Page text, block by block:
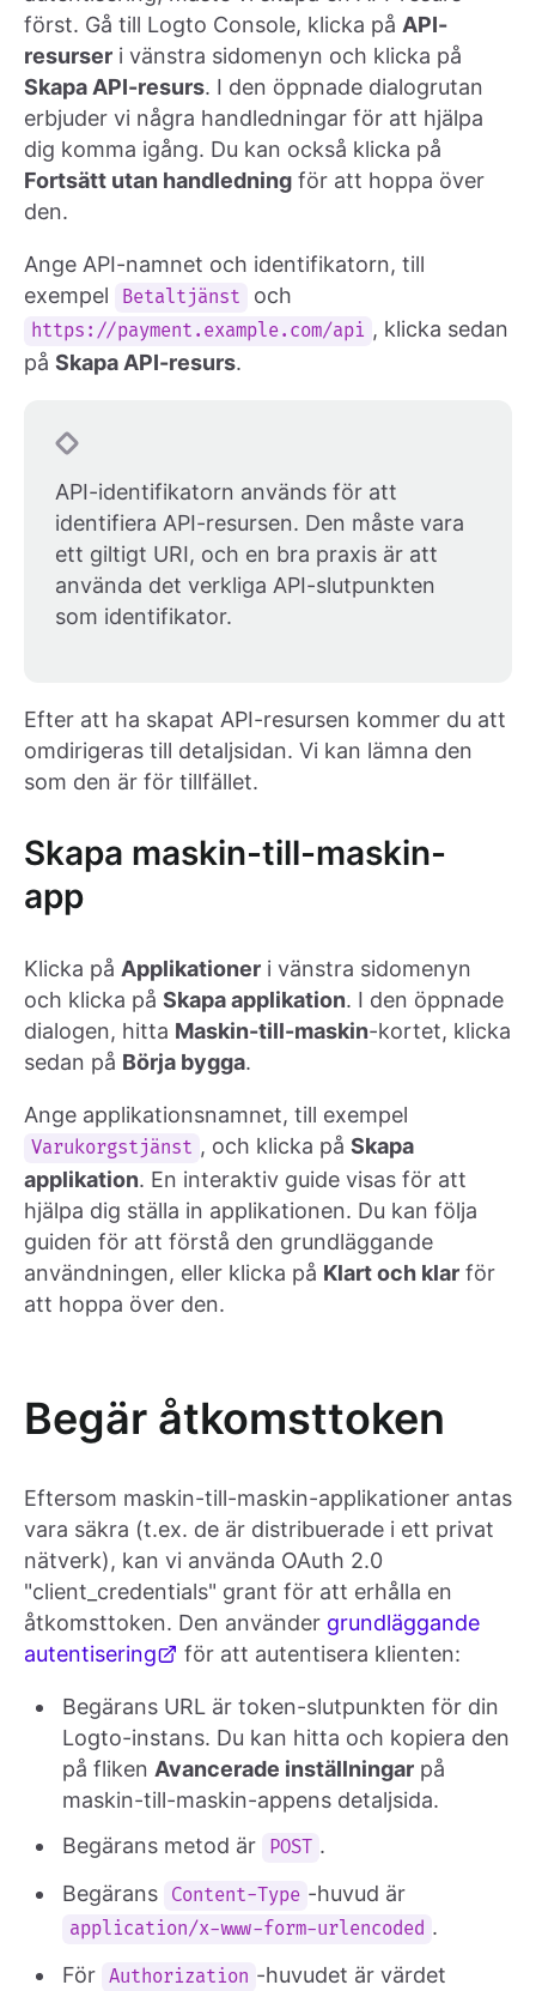
först. Gå till Logto Console, klicka på API-
resurser i vänstra sidomenyn och klicka på
Skapa API-resurs. I den öppnade dialogrutan
erbjuder vi några handledningar för att hjälpa
dig komma igång. Du kan också klicka på
Fortsätt utan handledning för att hoppa över
den.
Ange API-namnet och identifikatorn, till
exempel
Betaltjänst och
https://payment.example.com/api , klicka sedan
på Skapa API-resurs.
API-identifikatorn används för att
identifiera API-resursen. Den måste vara
ett giltigt URI, och en bra praxis är att
använda det verkliga API-slutpunkten
som identifikator.
Efter att ha skapat API-resursen kommer du att
omdirigeras till detaljsidan. Vi kan lämna den
som den är för tillfället.
Skapa maskin-till-maskin-
app
Klicka på Applikationer i vänstra sidomenyn
och klicka på Skapa applikation. I den öppnade
dialogen, hitta Maskin-till-maskin-kortet, klicka
sedan på Börja bygga.
Ange applikationsnamnet, till exempel
Varukorgstjänst , och klicka påSkapa
applikation. En interaktiv guide visas för att
hjälpa dig ställa in applikationen. Du kan följa
guiden för att förstå den grundläggande
användningen, eller klicka på Klart och klar för
att hoppa över den.
Begär åtkomsttoken
Eftersom maskin-till-maskin-applikationer antas
vara säkra (t.ex. de är distribuerade i ett privat
nätverk), kan vi använda OAuth 2.0
"client_credentials" grant för att erhålla en
åtkomsttoken. Den använder grundläggande
autentisering
för att autentisera klienten:
Begärans URL är token-slutpunkten för din
Logto-instans. Du kan hitta och kopiera den
på fliken Avancerade inställningar på
maskin-till-maskin-appens detaljsida.
Begärans metod är
POST .
Begärans
Content-Type -huvud är
application/x-www-form-urlencoded .
För Authorization -huvudet är värdet